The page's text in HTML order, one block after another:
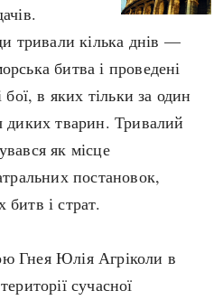
тривали кілька днів —
битва і проведені
бої, в яких тільки за один
диких тварин. Тривалий
як місце
постановок,
битв і страт.
Гнея Юлія Агріколи в
сучасної